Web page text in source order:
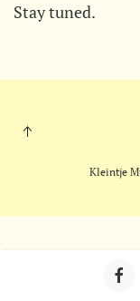
Stay tuned.
Kleintje